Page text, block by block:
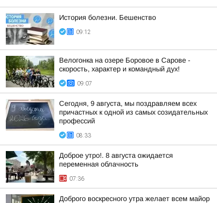
История болезни. Бешенство
09:12
Велогонка на озере Боровое в Сарове -
скорость, характер и командный дух!
09:07
Сегодня, 9 августа, мы поздравляем всех
причастных к одной из самых созидательных
профессий
08:33
Доброе утро!. 8 августа ожидается
переменная облачность
07:36
Доброго воскресного утра желает всем майор